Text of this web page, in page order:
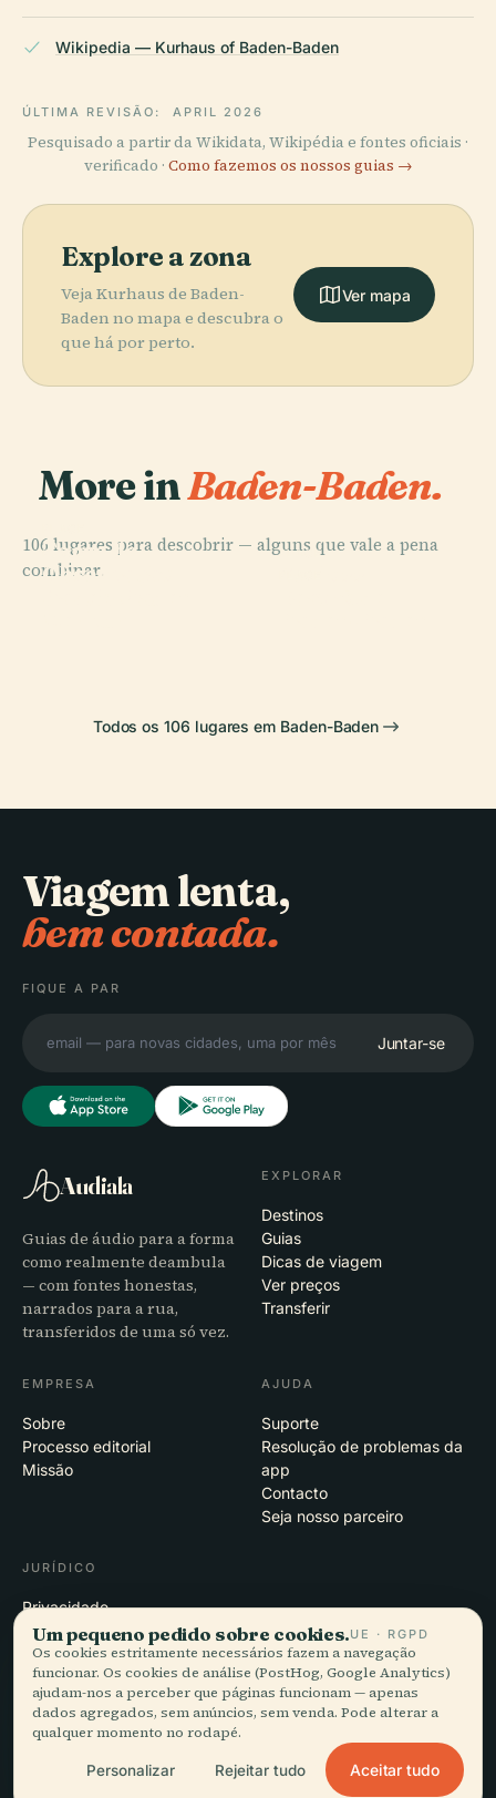
Wikipedia — Kurhaus of Baden-Baden
ÚLTIMA REVISÃO: APRIL 2026
Pesquisado a partir da Wikidata, Wikipédia e fontes oficiais ·
verificado · Como fazemos os nossos guias →
Explore a zona
Veja Kurhaus de Baden-
Baden no mapa e descubra o
que há por perto.
Ver mapa
More inBaden-Baden.
106 lugares para descobrir — alguns que vale a pena
combinar.
PLACE
Cascata de
PLACE
Torre de
Observação
Todos os 106 lugares em Baden-Baden
Viagem lenta,
bem contada.
FIQUE A PAR
Juntar-se
Audiala
Guias de áudio para a forma
como realmente deambula
— com fontes honestas,
narrados para a rua,
transferidos de uma só vez.
EXPLORAR
Destinos
Guias
Dicas de viagem
Ver preços
Transferir
EMPRESA
Sobre
Processo editorial
Missão
AJUDA
Suporte
Resolução de problemas da
app
Contacto
Seja nosso parceiro
JURÍDICO
Privacidade
Termos
Definições de cookies
Eliminar conta
© 2026 Audiala · Feito em Morges, Suíça, na estrada e nas nuvens
EN · FR · DE · ES · IT · PT · JA · ZH · HI · RU · CS · AR
Um pequeno pedido sobre cookies.UE · RGPD
Os cookies estritamente necessários fazem a navegação
funcionar. Os cookies de análise (PostHog, Google Analytics)
ajudam-nos a perceber que páginas funcionam — apenas
dados agregados, sem anúncios, sem venda. Pode alterar a
qualquer momento no rodapé.
Personalizar Rejeitar tudo Aceitar tudo